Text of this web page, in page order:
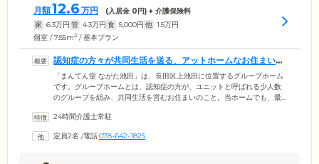
月額12.6 万円 (入居金 0円) + 介護保険料
家 6.3万円 管 4.3万円 食 5,000円 他 1.5万円
個室 / 7.55m2 / 基本プラン
認知症の方々が共同生活を送る、アットホームなお住まいで
す「まんてん堂 ながた池田」は、長田区上池田に位置するグループホーム
です。グループホームとは、認知症の方が、ユニットと呼ばれる少人数
のグループを組み、共同生活を営むお住まいのこと。当ホームでも、最
護に頼りきりにならず、ご自分の力で生活を送れる「自立」した状態を
担し、ユニットの中での役割を果たしてもらっています。集団の中で居
24時間介護士常駐
定員2名 /電話078-642-1825